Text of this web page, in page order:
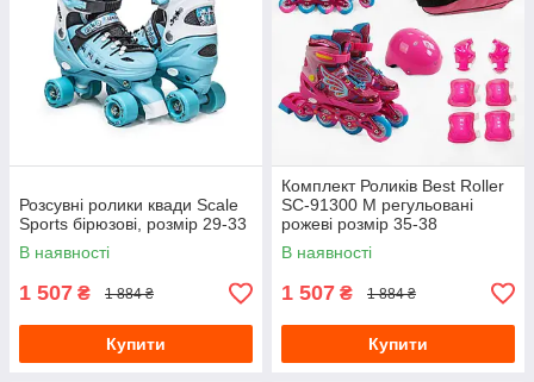
Розсувні ролики квади Scale
Sports бірюзові, розмір 29-33
В наявності
1 507 ₴ 1 884 ₴
Купити
Комплект Роликів Best Roller
SC-91300 М регульовані
рожеві розмір 35-38
В наявності
1 507 ₴ 1 884 ₴
Купити